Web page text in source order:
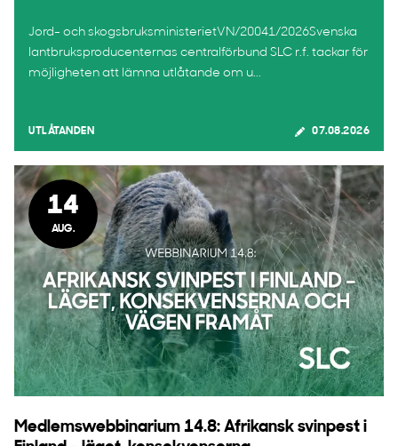
Jord- och skogsbruksministerietVN/20041/2026Svenska
lantbruksproducenternas centralförbund SLC r.f. tackar för
möjligheten att lämna utlåtande om u...
UTLÅTANDEN 07.08.2026
14
AUG.
Medlemswebbinarium 14.8: Afrikansk svinpest i